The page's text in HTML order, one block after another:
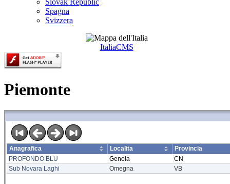
Slovak Republic
Spagna
Svizzera
ItaliaCMS
Piemonte